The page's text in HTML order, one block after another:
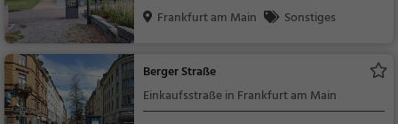
Frankfurt am Main
Sonstiges
Berger Straße
Einkaufsstraße in Frankfurt am Main